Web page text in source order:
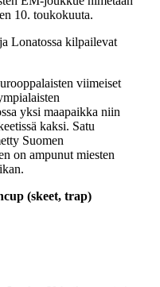
10. toukokuuta.
Lonatossa kilpailevat
viimeiset
yksi maapaikka niin
kaksi. Satu
Suomen
on ampunut miesten
(skeet, trap)